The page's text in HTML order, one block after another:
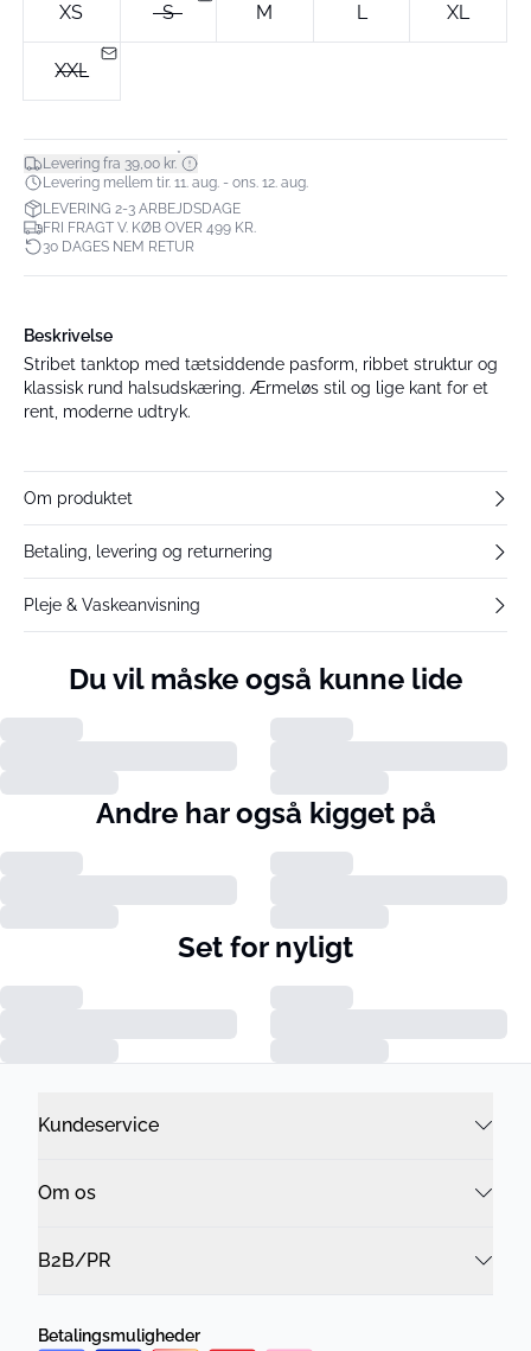
XS S M L XL
XXL
Levering fra 39,00 kr.*
Levering mellem tir. 11. aug. - ons. 12. aug.
LEVERING 2-3 ARBEJDSDAGE
FRI FRAGT V. KØB OVER 499 KR.
30 DAGES NEM RETUR
Beskrivelse
Stribet tanktop med tætsiddende pasform, ribbet struktur og
klassisk rund halsudskæring. Ærmeløs stil og lige kant for et
rent, moderne udtryk.
Om produktet
Betaling, levering og returnering
Pleje & Vaskeanvisning
Du vil måske også kunne lide
Andre har også kigget på
Set for nyligt
Kundeservice
Om os
B2B/PR
Betalingsmuligheder